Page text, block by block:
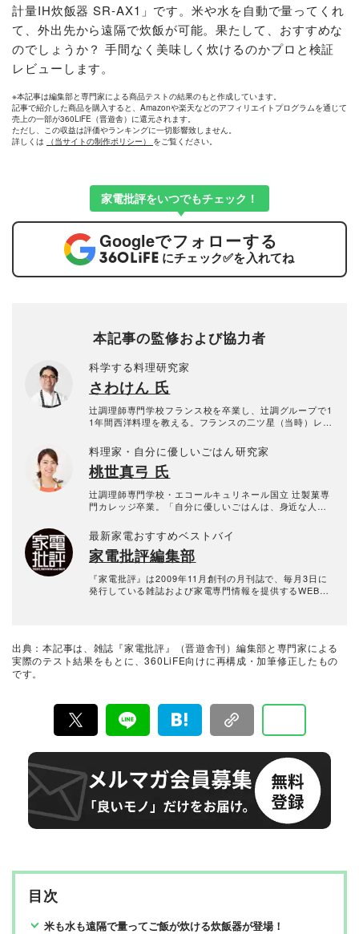
計量IH炊飯器 SR-AX1」です。米や水を自動で量ってくれ
て、外出先から遠隔で炊飯が可能。果たして、おすすめな
のでしょうか？ 手間なく美味しく炊けるのかプロと検証
レビューします。
※本記事は編集部と専門家による商品テストの結果のもと作成しています。
記事で紹介した商品を購入すると、Amazonや楽天などのアフィリエイトプログラムを通じて
売上の一部が360LiFE（晋遊舎）に還元されます。
ただし、この収益は評価やランキングに一切影響致しません。
詳しくは
（当サイトの制作ポリシー） をご覧ください。
家電批評をいつでもチェック！
Googleでフォローする
にチェック✅を入れてね
本記事の監修および協力者
科学する料理研究家
さわけん 氏
辻調理師専門学校フランス校を卒業し、辻調グループで1
1年間西洋料理を教える。フランスの二ツ星（当時）レス
もある本格派。その後、イタリアンカフェのシェフを経
て料理研究家に転身し、世界の料理を研究する。科学的
に料理を考え、狙った通りの料理をつくるレシピの達人
に。2010年よりキッチンまわり評論家として、毎月30～
50品の食品や調味料を実食検証する。食品類だけでなく
調理器具・家電も含め、日本一「食」に関する比較をし
・「ラヴィット！」(TBS)などメディア出演多数。
料理家・自分に優しいごはん研究家
桃世真弓 氏
辻調理師専門学校・エコールキュリネール国立 辻製菓専
門カレッジ卒業。「自分に優しいごはんは、身近な人を
どほどに丁寧な暮らし」を軸として、身近な食材で無理
なくおいしい、毎日食べたい家庭料理を提案している。
雑誌・テレビ出演のほか、様々な商品に関するレシピを
提供するなど、幅広く活躍中。
最新家電おすすめベストバイ
家電批評編集部
『家電批評』は2009年11月創刊の月刊誌で、毎月3日に
発行している雑誌および家電専門情報を提供するWEBメ
検証機関が実機テストを行い、価格やブランドに惑わさ
れることなく製品の本質的な性能を見極め、その良し悪
出典：本記事は、雑誌『家電批評』（晋遊舎刊）編集部と専門家による
実際のテスト結果をもとに、360LiFE向けに再構成・加筆修正したもの
です。
目次
米も水も遠隔で量ってご飯が炊ける炊飯器が登場！